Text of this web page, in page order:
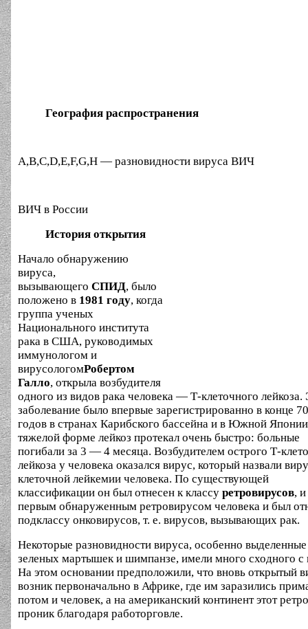
География распространения
A,B,C,D,E,F,G,H — разновидности вируса ВИЧ
ВИЧ в России
История открытия
Начало обнаружению
вируса,
вызывающего СПИД, было
положено в 1981 году, когда
группа ученых
Национального института
рака в США, руководимых
иммунологом и
вирусологомРобертом
Галло, открыла возбудителя
одного из видов рака человека — Т-клеточного лейкоза.
заболевание было впервые зарегистрированно в конце
годов в странах Карибского бассейна и в Южной
тяжелой форме лейкоз протекал очень быстро: больные
погибали за 3 — 4 месяца. Возбудителем острого Т-
лейкоза у человека оказался вирус, который назвали
клеточной лейкемии человека. По существующей
классификации он был отнесен к классу ретровирусов, и
первым обнаруженным ретровирусом человека и был
подклассу онковирусов, т. е. вирусов, вызывающих рак.
Некоторые разновидности вируса, особенно
зеленых мартышек и шимпанзе, имели много сходного с
На этом основании предположили, что вновь открытый
возник первоначально в Африке, где им заразились
потом и человек, а на американский континент этот
проник благодаря работорговле.